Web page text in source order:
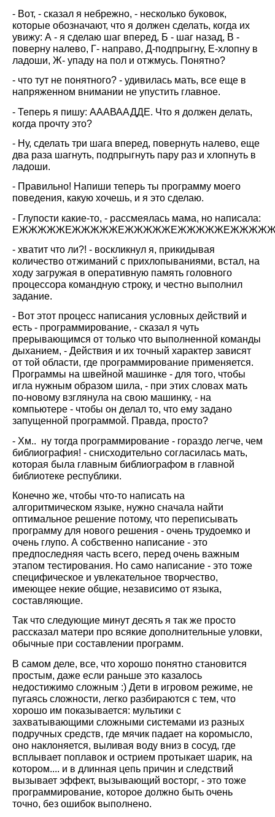
- Вот, - сказал я небрежно, - несколько буковок,
которые обозначают, что я должен сделать, когда их
увижу: А - я сделаю шаг вперед, Б - шаг назад, В -
поверну налево, Г- направо, Д-подпрыгну, Е-хлопну в
ладоши, Ж- упаду на пол и отжмусь. Понятно?
- что тут не понятного? - удивилась мать, все еще в
напряженном внимании не упустить главное.
- Теперь я пишу: АААВААДДЕ. Что я должен делать,
когда прочту это?
- Ну, сделать три шага вперед, повернуть налево, еще
два раза шагнуть, подпрыгнуть пару раз и хлопнуть в
ладоши.
- Правильно! Напиши теперь ты программу моего
поведения, какую хочешь, и я это сделаю.
- Глупости какие-то, - рассмеялась мама, но написала:
E
- хватит что ли?! - воскликнул я, прикидывая
количество отжиманий с прихлопываниями, встал, на
ходу загружая в оперативную память головного
процессора командную строку, и честно выполнил
задание.
- Вот этот процесс написания условных действий и
есть - программирование, - сказал я чуть
прерывающимся от только что выполненной команды
дыханием, - Действия и их точный характер зависят
от той области, где программирование применяется.
Программы на швейной машинке - для того, чтобы
игла нужным образом шила, - при этих словах мать
по-новому взглянула на свою машинку, - на
компьютере - чтобы он делал то, что ему задано
запущенной программой. Правда, просто?
- Хм.. ну тогда программирование - гораздо легче, чем
библиография! - снисходительно согласилась мать,
которая была главным библиографом в главной
библиотеке республики.
Конечно же, чтобы что-то написать на
алгоритмическом языке, нужно сначала найти
оптимальное решение потому, что переписывать
программу для нового решения - очень трудоемко и
очень глупо. А собственно написание - это
предпоследняя часть всего, перед очень важным
этапом тестирования. Но само написание - это тоже
специфическое и увлекательное творчество,
имеющее некие общие, независимо от языка,
составляющие.
Так что следующие минут десять я так же просто
рассказал матери про всякие дополнительные уловки,
обычные при составлении программ.
В самом деле, все, что хорошо понятно становится
простым, даже если раньше это казалось
недостижимо сложным :) Дети в игровом режиме, не
пугаясь сложности, легко разбираются с тем, что
хорошо им показывается: мультики с
захватывающими сложными системами из разных
подручных средств, где мячик падает на коромысло,
оно наклоняется, выливая воду вниз в сосуд, где
всплывает поплавок и острием протыкает шарик, на
котором.... и в длинная цепь причин и следствий
вызывает эффект, вызывающий восторг, - это тоже
программирование, которое должно быть очень
точно, без ошибок выполнено.